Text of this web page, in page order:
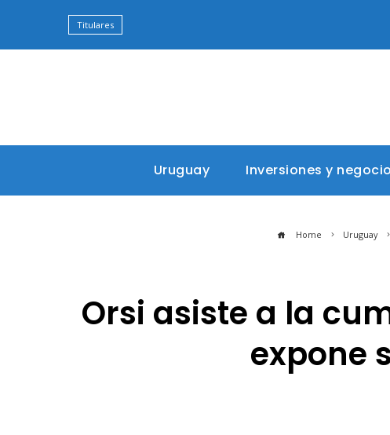
Titulares
Uruguay Inversiones y
Home Uruguay
Orsi asiste a la
expone